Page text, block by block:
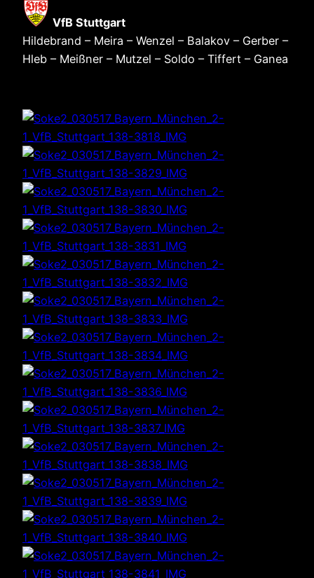
VfB Stuttgart
Hildebrand – Meira – Wenzel – Balakov – Gerber –
Hleb – Meißner – Mutzel – Soldo – Tiffert – Ganea